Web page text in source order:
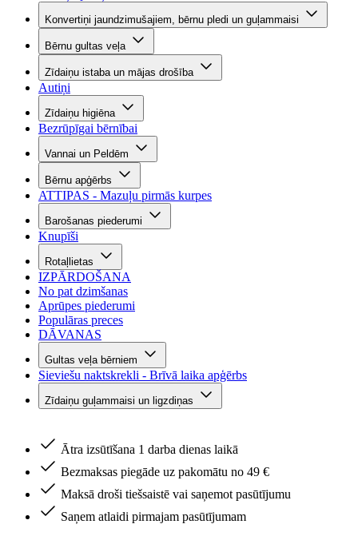
Konvertiņi jaundzimušajiem, bērnu pledi un guļammaisi
Bērnu gultas veļa
Zīdaiņu istaba un mājas drošība
Autiņi
Zīdaiņu higiēna
Bezrūpīgai bērnībai
Vannai un Peldēm
Bērnu apģērbs
ATTIPAS - Mazuļu pirmās kurpes
Barošanas piederumi
Knupīši
Rotaļlietas
IZPĀRDOŠANA
No pat dzimšanas
Aprūpes piederumi
Populāras preces
DĀVANAS
Gultas veļa bērniem
Sieviešu naktskrekli - Brīvā laika apģērbs
Zīdaiņu guļammaisi un ligzdiņas
Ātra izsūtīšana 1 darba dienas laikā
Bezmaksas piegāde uz pakomātu no 49 €
Maksā droši tiešsaistē vai saņemot pasūtījumu
Saņem atlaidi pirmajam pasūtījumam